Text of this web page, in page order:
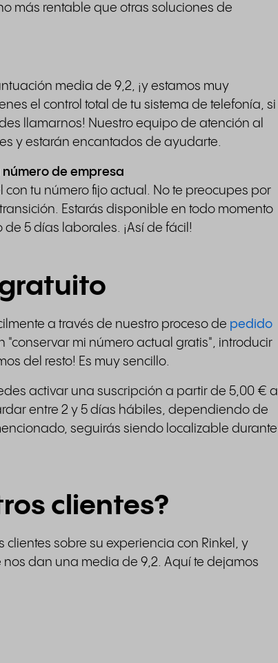
más rentable que otras soluciones de
media de 9,2, ¡y estamos muy
el control total de tu sistema de telefonía, si
llamarnos! Nuestro equipo de atención al
y estarán encantados de ayudarte.
de empresa
con tu número fijo actual. No te preocupes por
Estarás disponible en todo momento
5 días laborales. ¡Así de fácil!
a través de nuestro proceso de pedido
"conservar mi número actual gratis", introducir
del resto! Es muy sencillo.
activar una suscripción a partir de 5,00 € al
entre 2 y 5 días hábiles, dependiendo de
seguirás siendo localizable durante
clientes?
sobre su experiencia con Rinkel, y
dan una media de 9,2. Aquí te dejamos